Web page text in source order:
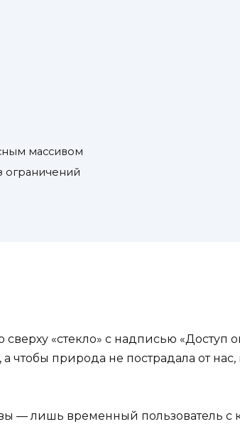
массивом
ограничений
«стекло» с надписью «Доступ
чтобы природа не пострадала от
— лишь временный пользователь с